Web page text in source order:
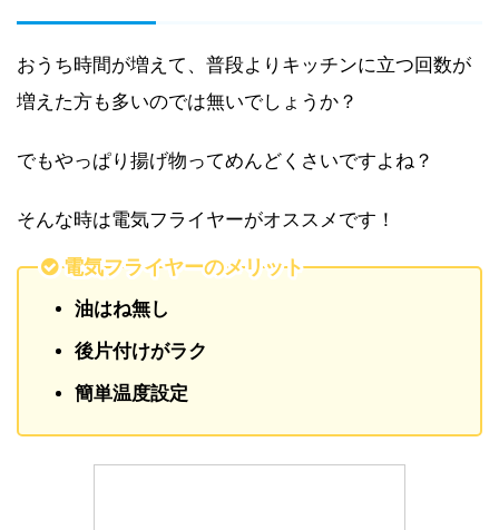
おうち時間が増えて、普段よりキッチンに立つ回数が
増えた方も多いのでは無いでしょうか？
でもやっぱり揚げ物ってめんどくさいですよね？
そんな時は電気フライヤーがオススメです！
電気フライヤーのメリット
油はね無し
後片付けがラク
簡単温度設定